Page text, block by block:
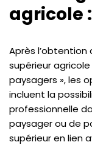
agricole :
Après
supérieur
paysagers », les
incluent la
professionnelle
paysager ou de
supérieur en lien